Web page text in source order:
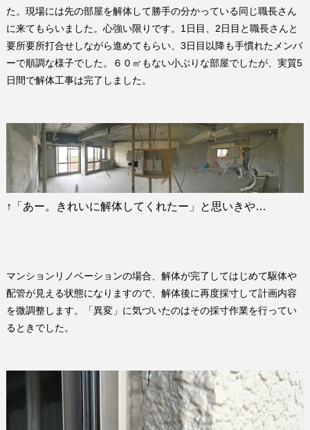
た。現場には先の部屋を解体して勝手の分かっている同じ職長さん
に来てもらいました。心強い限りです。 1 日目、 2日目と職長さんと
要所要所打合せしながら進めてもらい、 3日目以降も手慣れたメンバ
ーで順調な様子でした。６０㎡もない小ぶりな部屋でしたが、実質5
日間で解体工事は完了しました。
↑ 「あー。きれいに解体してくれたー」と思いきや…
マンションリノベーションの場合、解体が完了してはじめて駆体や
配管が見える状態になりますので、解体後に再度採寸して計画内容
を微調整します。「異変」に気づいたのはその採寸作業を行ってい
るときでした。